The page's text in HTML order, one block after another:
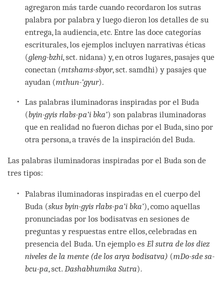
agregaron más tarde cuando recordaron los sutras
palabra por palabra y luego dieron los detalles de su
entrega, la audiencia, etc. Entre las doce categorías
escriturales, los ejemplos incluyen narrativas éticas
(gleng-bzhi, sct. nidana) y, en otros lugares, pasajes que
conectan (mtshams-sbyor, sct. samdhi) y pasajes que
ayudan (mthun-‘gyur).
Las palabras iluminadoras inspiradas por el Buda
(byin-gyis rlabs-pa’i bka’) son palabras iluminadoras
que en realidad no fueron dichas por el Buda, sino por
otra persona, a través de la inspiración del Buda.
Las palabras iluminadoras inspiradas por el Buda son de
tres tipos:
Palabras iluminadoras inspiradas en el cuerpo del
Buda (skus byin-gyis rlabs-pa’i bka’), como aquellas
pronunciadas por los bodisatvas en sesiones de
preguntas y respuestas entre ellos, celebradas en
presencia del Buda. Un ejemplo es El sutra de los diez
niveles de la mente (de los arya bodisatva) (mDo-sde sa-
bcu-pa, sct. Dashabhumika Sutra).